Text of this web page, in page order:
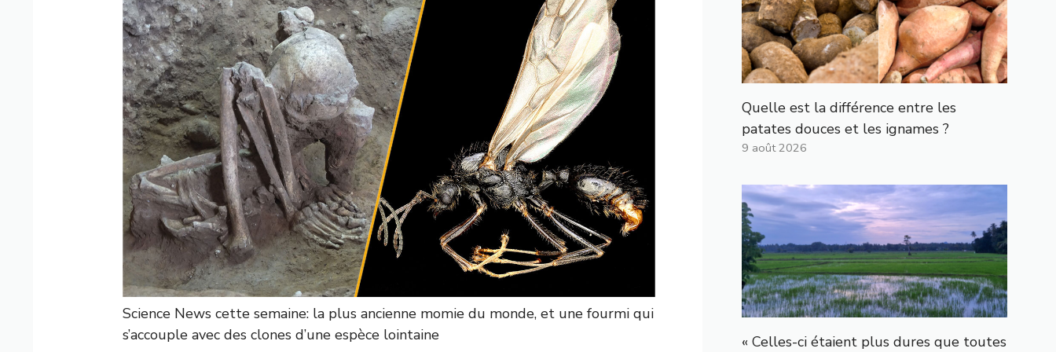
Science News cette semaine: la plus ancienne momie du monde, et une fourmi qui
s’accouple avec des clones d’une espèce lointaine
Quelle est la différence entre les
patates douces et les ignames ?
9 août 2026
« Celles-ci étaient plus dures que toutes